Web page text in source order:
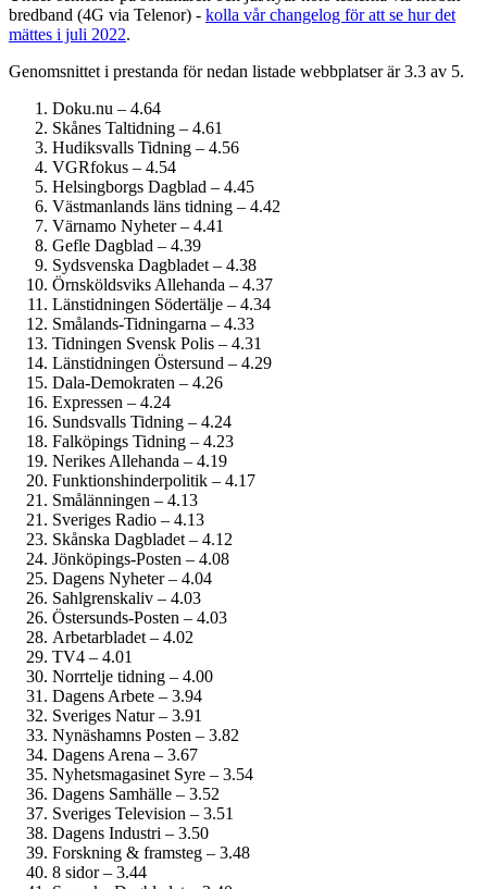
bredband (4G via Telenor) - kolla vår changelog för att se hur det
mättes i juli 2022.
Genomsnittet i prestanda för nedan listade webbplatser är 3.3 av 5.
Doku.nu – 4.64
Skånes Taltidning – 4.61
Hudiksvalls Tidning – 4.56
VGRfokus – 4.54
Helsingborgs Dagblad – 4.45
Västmanlands läns tidning – 4.42
Värnamo Nyheter – 4.41
Gefle Dagblad – 4.39
Sydsvenska Dagbladet – 4.38
Örnsköldsviks Allehanda – 4.37
Länstidningen Södertälje – 4.34
Smålands-Tidningarna – 4.33
Tidningen Svensk Polis – 4.31
Länstidningen Östersund – 4.29
Dala-Demokraten – 4.26
Expressen – 4.24
Sundsvalls Tidning – 4.24
Falköpings Tidning – 4.23
Nerikes Allehanda – 4.19
Funktionshinder­politik – 4.17
Smålänningen – 4.13
Sveriges Radio – 4.13
Skånska Dagbladet – 4.12
Jönköpings-Posten – 4.08
Dagens Nyheter – 4.04
Sahlgrenskaliv – 4.03
Östersunds-Posten – 4.03
Arbetarbladet – 4.02
TV4 – 4.01
Norrtelje tidning – 4.00
Dagens Arbete – 3.94
Sveriges Natur – 3.91
Nynäshamns Posten – 3.82
Dagens Arena – 3.67
Nyhetsmagasinet Syre – 3.54
Dagens Samhälle – 3.52
Sveriges Television – 3.51
Dagens Industri – 3.50
Forskning & framsteg – 3.48
8 sidor – 3.44